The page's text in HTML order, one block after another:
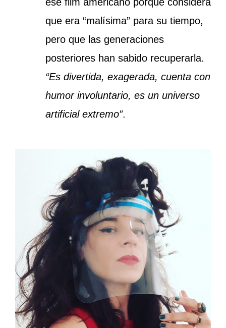
que era “malísima” para su tiempo,
pero que las generaciones
posteriores han sabido recuperarla.
“Es divertida, exagerada, cuenta con
humor involuntario, es un universo
artificial extremo”.